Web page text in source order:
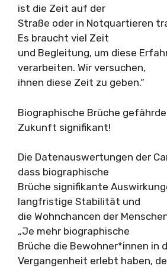
ist die Zeit auf der
Straße oder in Notquartieren
Es braucht viel Zeit
und Begleitung, um diese
verarbeiten. Wir versuchen,
ihnen diese Zeit zu geben.“
Biographische Brüche
Zukunft signifikant!
Die Datenauswertungen der
dass biographische
Brüche signifikante
langfristige Stabilität und
die Wohnchancen der
„Je mehr biographische
Brüche die Bewohner*innen in
Vergangenheit erlebt haben,